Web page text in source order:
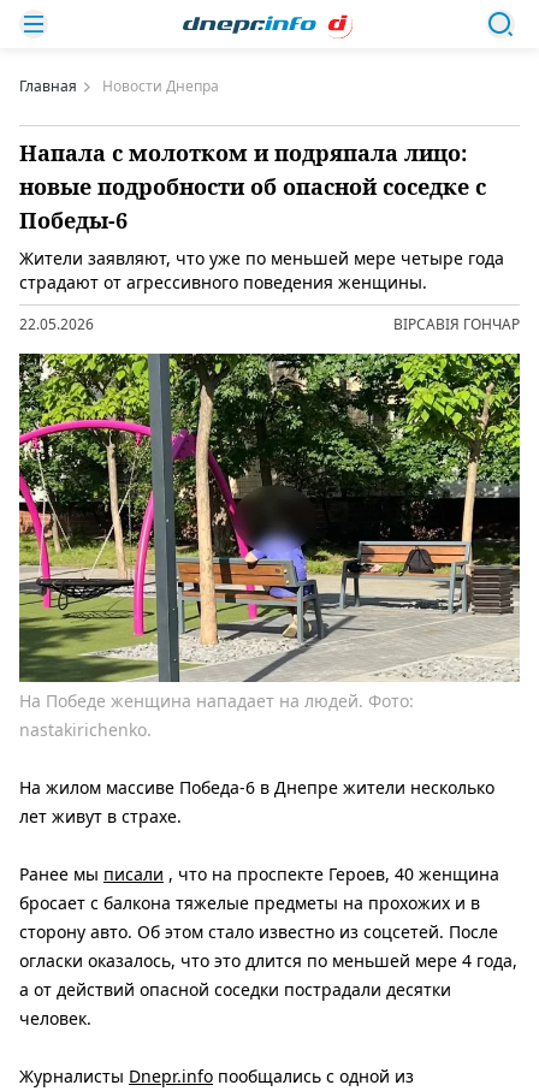
Главная Новости Днепра
Напала с молотком и подряпала лицо:
новые подробности об опасной соседке с
Победы-6
Жители заявляют, что уже по меньшей мере четыре года
страдают от агрессивного поведения женщины.
22.05.2026 ВІРСАВІЯ ГОНЧАР
На Победе женщина нападает на людей. Фото:
nastakirichenko.
На жилом массиве Победа-6 в Днепре жители несколько
лет живут в страхе.
Ранее мы писали , что на проспекте Героев, 40 женщина
бросает с балкона тяжелые предметы на прохожих и в
сторону авто. Об этом стало известно из соцсетей. После
огласки оказалось, что это длится по меньшей мере 4 года,
а от действий опасной соседки пострадали десятки
человек.
Журналисты Dnepr.info пообщались с одной из